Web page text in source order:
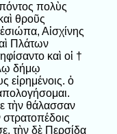
πολὺς
θροῦς
Αἰσχίνης
Πλάτων
καὶ οἱ †
δήμῳ
εἰρημένοις. ὁ
τὴν θάλασσαν
στρατοπέδοις
τὴν δὲ Περσίδα